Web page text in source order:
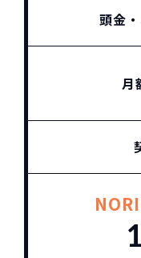
頭金
月